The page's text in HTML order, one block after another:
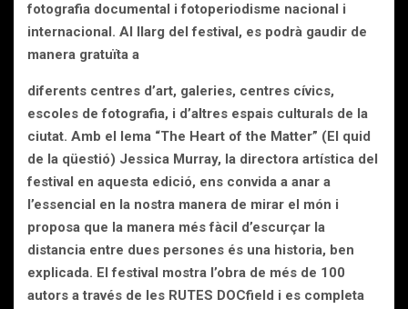
fotografia documental i fotoperiodisme nacional i
internacional. Al llarg del festival, es podrà gaudir de
manera gratuïta a
diferents centres d’art, galeries, centres cívics,
escoles de fotografia, i d’altres espais culturals de la
ciutat. Amb el lema “The Heart of the Matter” (El quid
de la qüestió) Jessica Murray, la directora artística del
festival en aquesta edició, ens convida a anar a
l’essencial en la nostra manera de mirar el món i
proposa que la manera més fàcil d’escurçar la
distancia entre dues persones és una historia, ben
explicada. El festival mostra l’obra de més de 100
autors a través de les RUTES DOCfield i es completa